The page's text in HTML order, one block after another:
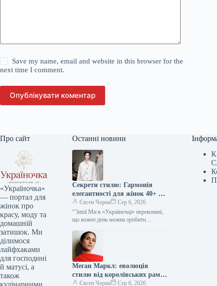
Save my name, email and website in this browser for the
next time I comment.
Опублікувати коментар
Про сайт
«Україночка»
— портал для
жінок про
красу, моду та
домашній
затишок. Ми
ділимося
лайфхаками
для господині
й матусі, а
також
кулінарними
Останні новини
Секрети стилю: Гармонія
елегантності для жінок 40+ від
топ-стилістки
Євген Чорна
Сер 6, 2026
“`html Ми в «Україночці» переконані,
що кожен день можна зробити
трішки натхнення. Сьогодні ми
розбираємося…
Меган Маркл: еволюція
стилю від королівських рамок
до тренду тихої розкоші
Євген Чорна Сер 6, 2026